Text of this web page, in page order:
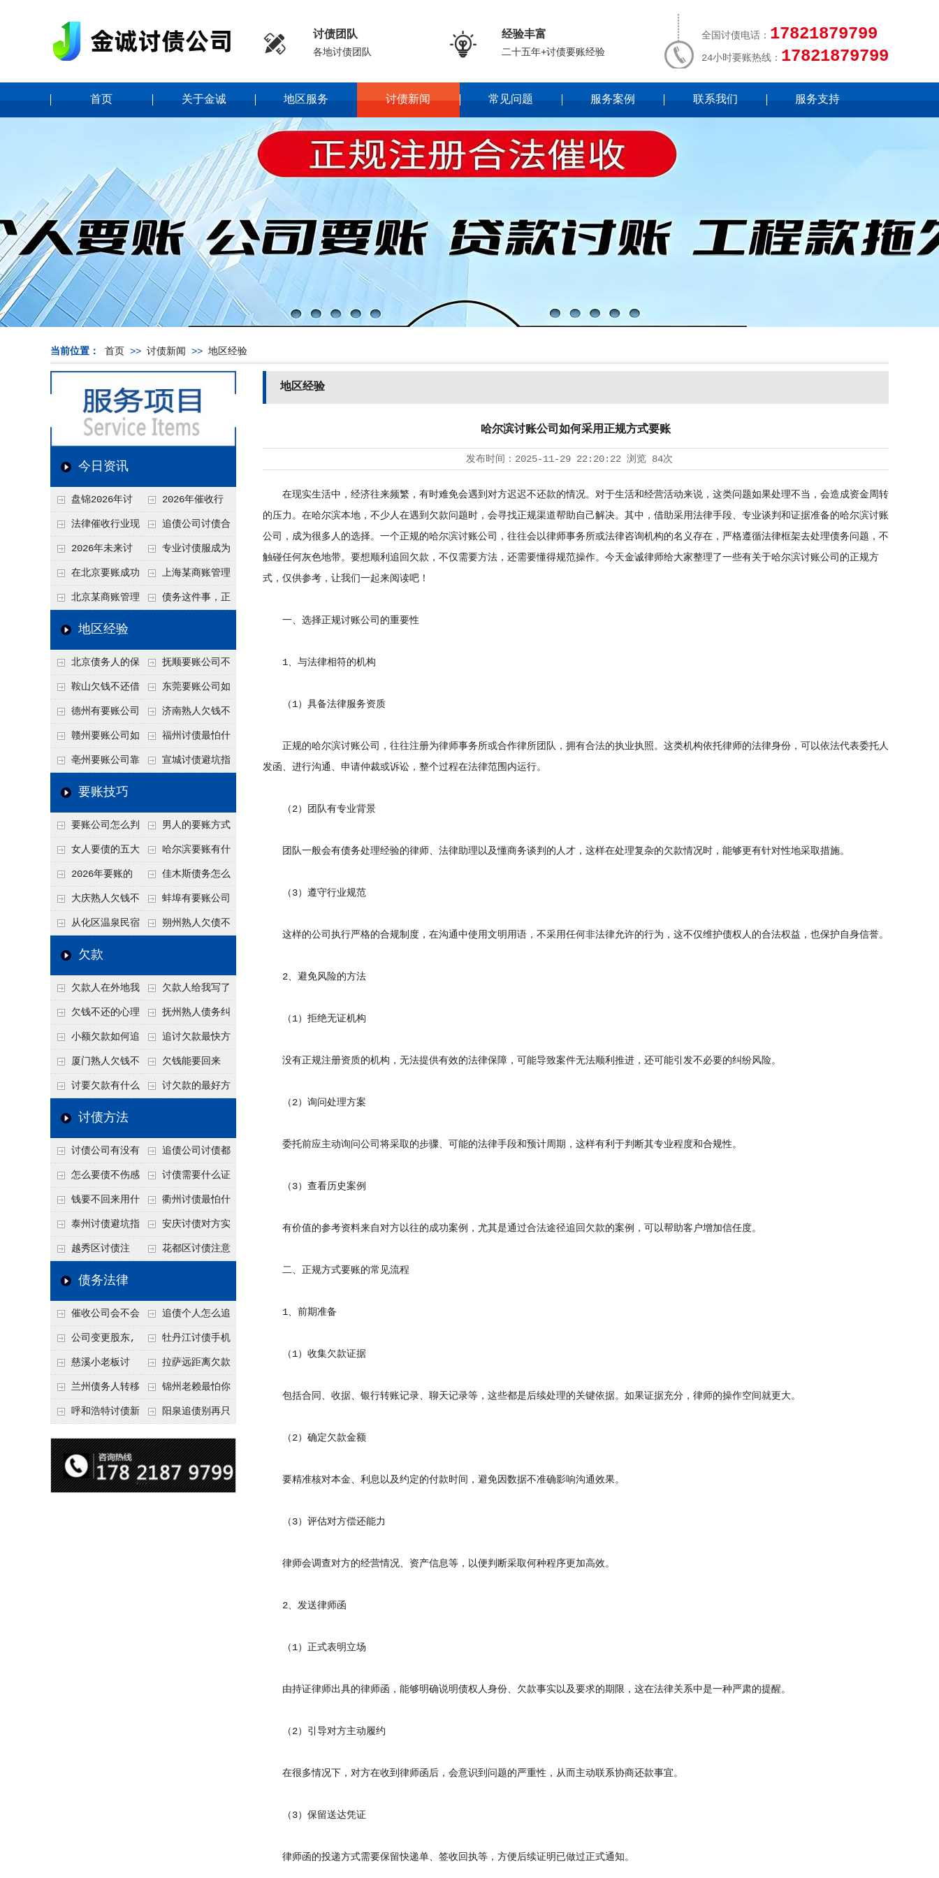
 讨债团队
各地讨债团队  经验丰富
二十五年+讨债要账经验
全国讨债电话： 17821879799
24小时要账热线： 17821879799
首页 关于金诚 地区服务 讨债新闻 常见问题 服务案例 联系我们 服务支持
当前位置： 首页 >> 讨债新闻 >> 地区经验
今日资讯
盘锦2026年讨
债新趋势
2026年催收行
业发展现状、竞争格
局及未来趋势分析
法律催收行业现
状、合规痛点与未来
发展趋势深度解析
追债公司讨债合
法方法总结
2026年未来讨
债要账公司发展趋势
专业讨债服成为
2026年的发展趋势
在北京要账成功
率高吗？未来追账公
司发展趋势引发行业
上海某商账管理
机构聚焦合规服务
北京某商账管理
服务机构持续提升合
力企业化解应收账款
难题
债务这件事，正
地区经验
北京债务人的保
证人能不能找？担保
人的连带责任怎么追
抚顺要账公司不
敢透漏的追回方法是
什么？
鞍山欠钱不还借
口太多？2026年这3
句反问话术，直接把
他后路堵死
东莞要账公司如
何有效要账讨债？20
26年合法追债经验总
结！
德州有要账公司
吗？如何合法讨债才
不沾风险？
济南熟人欠钱不
还？
赣州要账公司如
何有效讨债？合法追
债四步秘籍
福州讨债最怕什
么？2026年这两个关
亳州要账公司靠
谱吗？合法讨债四步
宣城讨债避坑指
回！
要账技巧
要账公司怎么判
断这个案子能不能
接？接案评估的标准
男人的要账方式
是什么呢？
女人要债的五大
绝招,轻松搞定
哈尔滨要账有什
么合法手段？2026年
最新追账方式总结！
2026年要账的
七个小方法
佳木斯债务怎么
追回呢？2026年成功
要账就用这2招
大庆熟人欠钱不
还躲猫猫？2026年这
个“诉前调解”成功率
蚌埠有要账公司
吗？2026年这3个方
从化区温泉民宿
老板借钱不还？2026
施压，立马主动结清
朔州熟人欠债不
死账变活
欠款
欠款人在外地我
在本地该怎么委托？
异地追款的委托流程
欠款人给我写了
还款计划书有用吗？
书面承诺的法律效力
欠钱不还的心理
是什么？读懂欠款人
的心态催收事半功倍
抚州熟人债务纠
纷咋办？这一招好开
口
小额欠款如何追
讨
追讨欠款最快方
法是什么？
厦门熟人欠钱不
还？2026年合法秘
欠钱能要回来
吗？
讨要欠款有什么
好办法
讨欠款的最好方
讨债方法
讨债公司有没有
行业协会？正规机构
的行业自律和认证
追债公司讨债都
有哪些手段
怎么要债不伤感
情？
讨债需要什么证
据
钱要不回来用什
么方法要回来
衢州讨债最怕什
么？2026年这两个关
键细节，做错就很难
泰州讨债避坑指
南：2026年这2个细
节不注意，钱很难要
安庆讨债对方实
在没钱咋办？
越秀区讨债注
意！没有借条只有微
把钱要回来
花都区讨债注意
节点”催收最有效
债务法律
催收公司会不会
给欠款人发律师函？
正规机构的函件服务
追债个人怎么追
回呢？2026年最新绝
招选择！
公司变更股东,
变更前的债权债务谁
承担
牡丹江讨债手机
搞定：2026年线上立
案追债全流程，足不
出户
慈溪小老板讨
债，2026年这2个本
地行业协会出面，比
拉萨远距离欠款
对方在牧区联系不
上，2026年委托当地
兰州债务人转移
财产后申请破产，20
要回来吗
锦州老赖最怕你
懂这1条，2026
罪”详解，能判刑
呼和浩特讨债新
函”催账为啥管用？
成本低见效快
阳泉追债别再只
类隐形财产（公积
金、保单）也能执行
地区经验
哈尔滨讨账公司如何采用正规方式要账
发布时间： 2025-11-29 22:20:22 浏览 84次
在现实生活中，经济往来频繁，有时难免会遇到对方迟迟不还款的情况。对于生活和经营活动来说，这类问题如果处理不当，会造成资金周转
的压力。在哈尔滨本地，不少人在遇到欠款问题时，会寻找正规渠道帮助自己解决。其中，借助采用法律手段、专业谈判和证据准备的哈尔滨讨账
公司，成为很多人的选择。一个正规的哈尔滨讨账公司，往往会以律师事务所或法律咨询机构的名义存在，严格遵循法律框架去处理债务问题，不
触碰任何灰色地带。要想顺利追回欠款，不仅需要方法，还需要懂得规范操作。今天金诚律师给大家整理了一些有关于哈尔滨讨账公司的正规方
式，仅供参考，让我们一起来阅读吧！
一、选择正规讨账公司的重要性
1、与法律相符的机构
（1）具备法律服务资质
正规的哈尔滨讨账公司，往往注册为律师事务所或合作律所团队，拥有合法的执业执照。这类机构依托律师的法律身份，可以依法代表委托人
发函、进行沟通、申请仲裁或诉讼，整个过程在法律范围内运行。
（2）团队有专业背景
团队一般会有债务处理经验的律师、法律助理以及懂商务谈判的人才，这样在处理复杂的欠款情况时，能够更有针对性地采取措施。
（3）遵守行业规范
这样的公司执行严格的合规制度，在沟通中使用文明用语，不采用任何非法律允许的行为，这不仅维护债权人的合法权益，也保护自身信誉。
2、避免风险的方法
（1）拒绝无证机构
没有正规注册资质的机构，无法提供有效的法律保障，可能导致案件无法顺利推进，还可能引发不必要的纠纷风险。
（2）询问处理方案
委托前应主动询问公司将采取的步骤、可能的法律手段和预计周期，这样有利于判断其专业程度和合规性。
（3）查看历史案例
有价值的参考资料来自对方以往的成功案例，尤其是通过合法途径追回欠款的案例，可以帮助客户增加信任度。
二、正规方式要账的常见流程
1、前期准备
（1）收集欠款证据
包括合同、收据、银行转账记录、聊天记录等，这些都是后续处理的关键依据。如果证据充分，律师的操作空间就更大。
（2）确定欠款金额
要精准核对本金、利息以及约定的付款时间，避免因数据不准确影响沟通效果。
（3）评估对方偿还能力
律师会调查对方的经营情况、资产信息等，以便判断采取何种程序更加高效。
2、发送律师函
（1）正式表明立场
由持证律师出具的律师函，能够明确说明债权人身份、欠款事实以及要求的期限，这在法律关系中是一种严肃的提醒。
（2）引导对方主动履约
在很多情况下，对方在收到律师函后，会意识到问题的严重性，从而主动联系协商还款事宜。
（3）保留送达凭证
律师函的投递方式需要保留快递单、签收回执等，方便后续证明已做过正式通知。